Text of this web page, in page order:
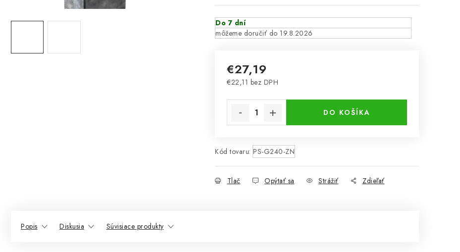
Do 7 dní
19.8.2026
€27,19
€22,11 bez DPH
DO KOŠÍKA
Kód tovaru: PS-G240-ZN
Tlač Opýtať sa Strážiť Zdieľať
Popis Diskusia Súvisiace produkty